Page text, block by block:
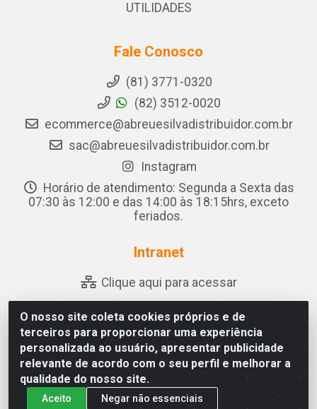
O nosso site coleta cookies próprios e de
terceiros para proporcionar uma experiência
personalizada ao usuário, apresentar publicidade
relevante de acordo com o seu perfil e melhorar a
qualidade do nosso site.
Aceito Negar não essenciais
UTILIDADES
Fale Conosco
(81) 3771-0320
(82) 3512-0020
ecommerce@abreuesilvadistribuidor.com.br
sac@abreuesilvadistribuidor.com.br
Instagram
Horário de atendimento: Segunda a Sexta das
07:30 às 12:00 e das 14:00 às 18:15hrs, exceto
feriados.
Intranet
Clique aqui para acessar
Abreu & Silva - Rua Padre Jose de Souza Leite, 265 - Ariado,
Olho D'Água das Flores/AL - CEP 57.442-000 - CNPJ
04.790.656/0001-06